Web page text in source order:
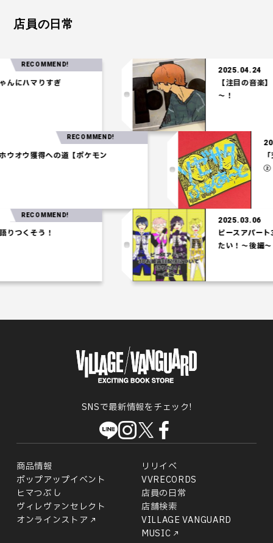
店員の日常
マりすぎ
2025.04.24
【注目の音楽】「
～！
パ】ホウオウ獲得への道【ポケモン
RECOMMEND!
そう！
2025.03.06
ピースアパート3Dお
たい！～後編～
SNSで最新情報をチェック!
商品情報
リリイベ
ポップアップイベント
VVRECORDS
ヒマつぶし
店員の日常
ヴィレヴァンセレクト
店舗検索
オンラインストア
VILLAGE VANGUARD
MUSIC